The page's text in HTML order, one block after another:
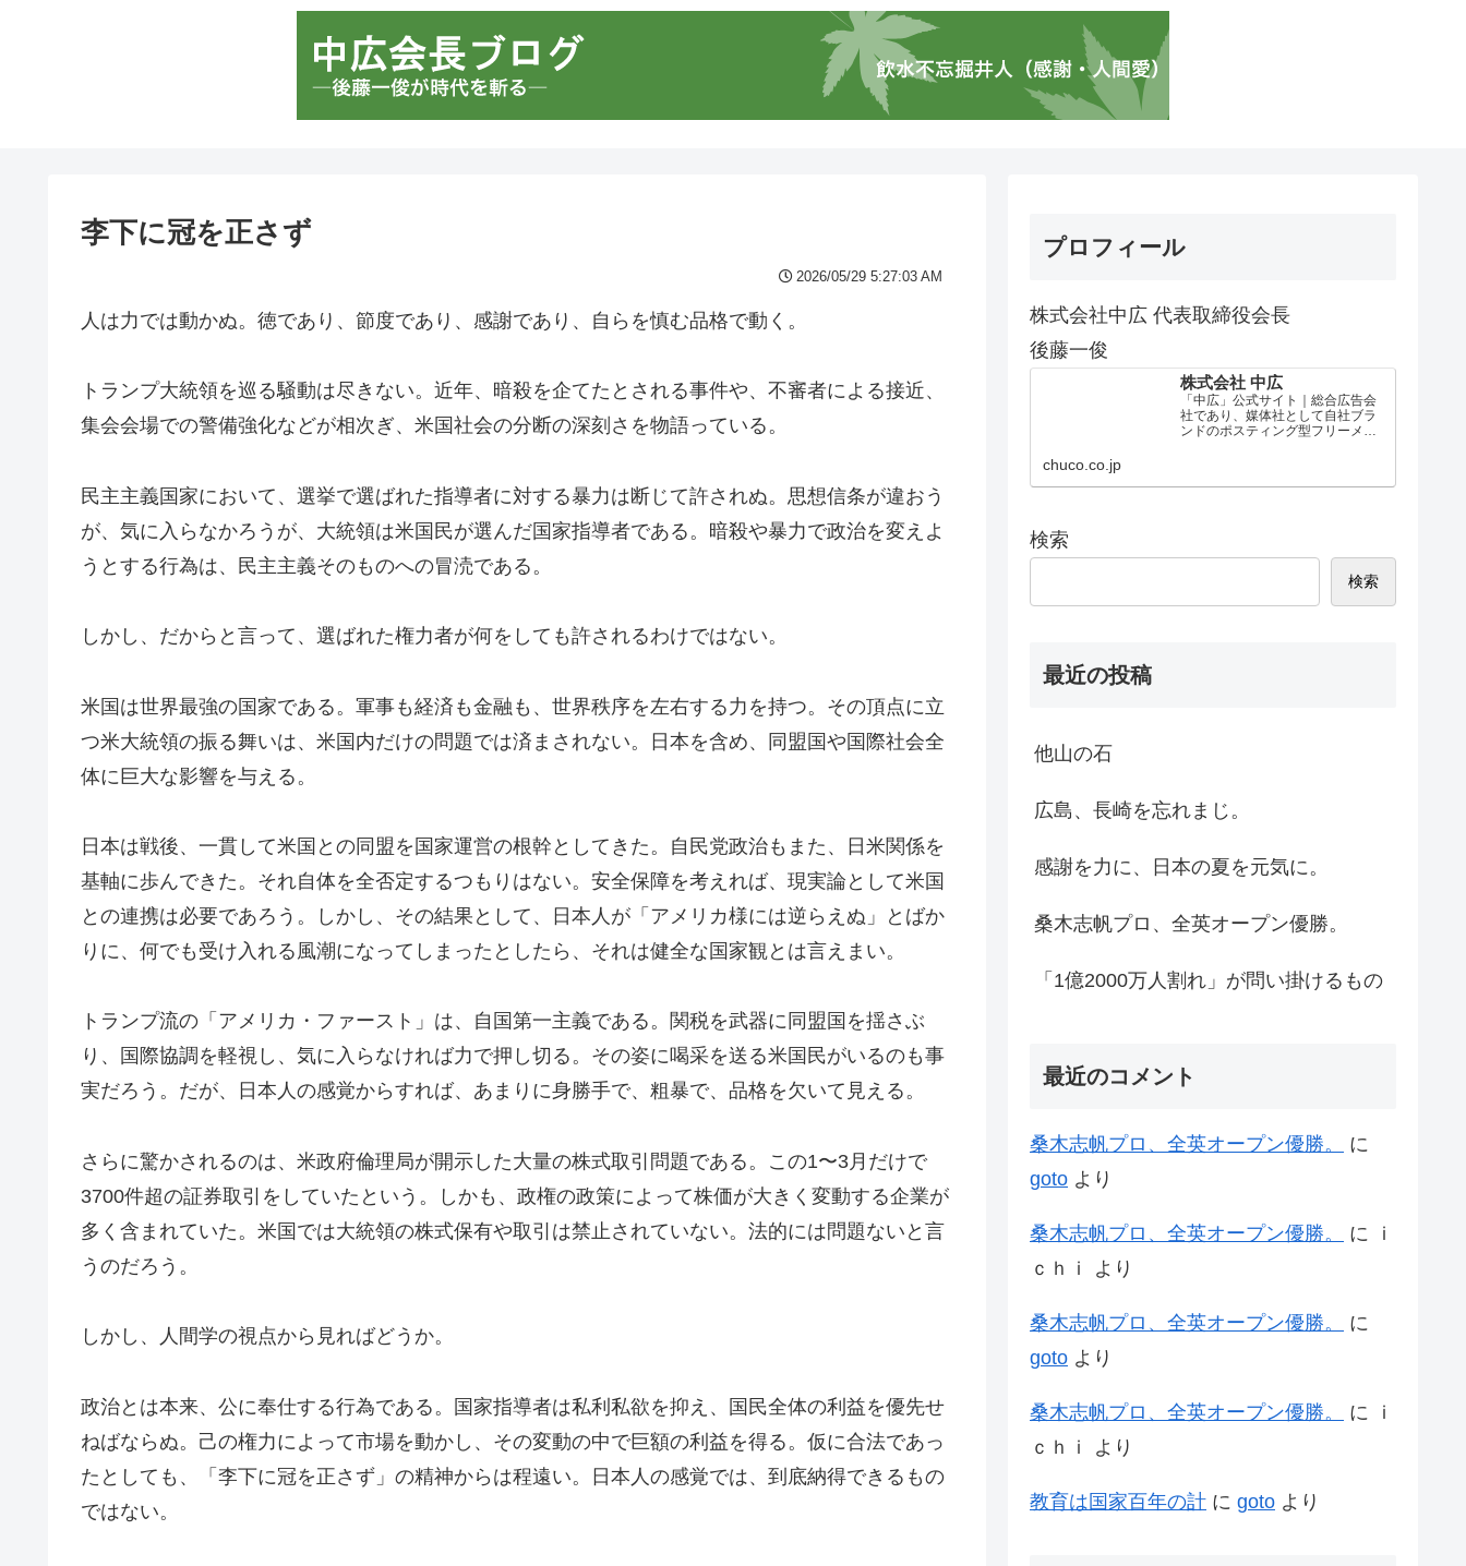
李下に冠を正さず
2026/05/29 5:27:03 AM
人は力では動かぬ。徳であり、節度であり、感謝であり、自らを慎む品格で動く。
トランプ大統領を巡る騒動は尽きない。近年、暗殺を企てたとされる事件や、不審者による接近、
集会会場での警備強化などが相次ぎ、米国社会の分断の深刻さを物語っている。
民主主義国家において、選挙で選ばれた指導者に対する暴力は断じて許されぬ。思想信条が違おう
が、気に入らなかろうが、大統領は米国民が選んだ国家指導者である。暗殺や暴力で政治を変えよ
うとする行為は、民主主義そのものへの冒涜である。
しかし、だからと言って、選ばれた権力者が何をしても許されるわけではない。
米国は世界最強の国家である。軍事も経済も金融も、世界秩序を左右する力を持つ。その頂点に立
つ米大統領の振る舞いは、米国内だけの問題では済まされない。日本を含め、同盟国や国際社会全
体に巨大な影響を与える。
日本は戦後、一貫して米国との同盟を国家運営の根幹としてきた。自民党政治もまた、日米関係を
基軸に歩んできた。それ自体を全否定するつもりはない。安全保障を考えれば、現実論として米国
との連携は必要であろう。しかし、その結果として、日本人が「アメリカ様には逆らえぬ」とばか
りに、何でも受け入れる風潮になってしまったとしたら、それは健全な国家観とは言えまい。
トランプ流の「アメリカ・ファースト」は、自国第一主義である。関税を武器に同盟国を揺さぶ
り、国際協調を軽視し、気に入らなければ力で押し切る。その姿に喝采を送る米国民がいるのも事
実だろう。だが、日本人の感覚からすれば、あまりに身勝手で、粗暴で、品格を欠いて見える。
さらに驚かされるのは、米政府倫理局が開示した大量の株式取引問題である。この1〜3月だけで
3700件超の証券取引をしていたという。しかも、政権の政策によって株価が大きく変動する企業が
多く含まれていた。米国では大統領の株式保有や取引は禁止されていない。法的には問題ないと言
うのだろう。
しかし、人間学の視点から見ればどうか。
政治とは本来、公に奉仕する行為である。国家指導者は私利私欲を抑え、国民全体の利益を優先せ
ねばならぬ。己の権力によって市場を動かし、その変動の中で巨額の利益を得る。仮に合法であっ
たとしても、「李下に冠を正さず」の精神からは程遠い。日本人の感覚では、到底納得できるもの
ではない。
プロフィール
株式会社中広 代表取締役会長
後藤一俊
株式会社 中広
「中広」公式サイト｜総合広告会
社であり、媒体社として自社ブラ
ンドのポスティング型フリーメデ
chuco.co.jp
検索
検索
最近の投稿
他山の石
広島、長崎を忘れまじ。
感謝を力に、日本の夏を元気に。
桑木志帆プロ、全英オープン優勝。
「1億2000万人割れ」が問い掛けるもの
最近のコメント
桑木志帆プロ、全英オープン優勝。
に
goto より
桑木志帆プロ、全英オープン優勝。 に
ｉ
ｃｈｉ
より
桑木志帆プロ、全英オープン優勝。
に
goto より
桑木志帆プロ、全英オープン優勝。 に
ｉ
ｃｈｉ
より
教育は国家百年の計 に goto より